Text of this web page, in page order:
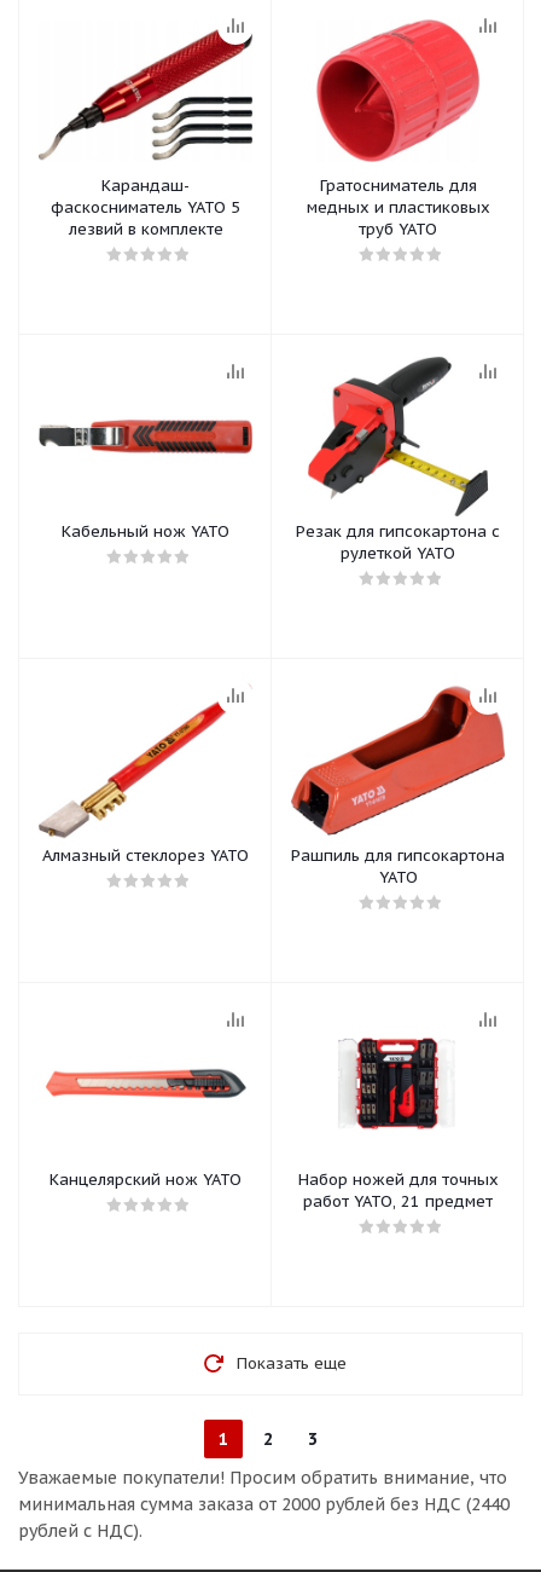
Карандаш-
фаскосниматель YATO 5
лезвий в комплекте
Гратосниматель для
медных и пластиковых
труб YATO
Кабельный нож YATO
Резак для гипсокартона с
рулеткой YATO
Алмазный стеклорез YATO
Рашпиль для гипсокартона
YATO
Канцелярский нож YATO
Набор ножей для точных
работ YATO, 21 предмет
Показать еще
1 2
3
Уважаемые покупатели! Просим обратить внимание, что
минимальная сумма заказа от 2000 рублей без НДС (2440
рублей с НДС).